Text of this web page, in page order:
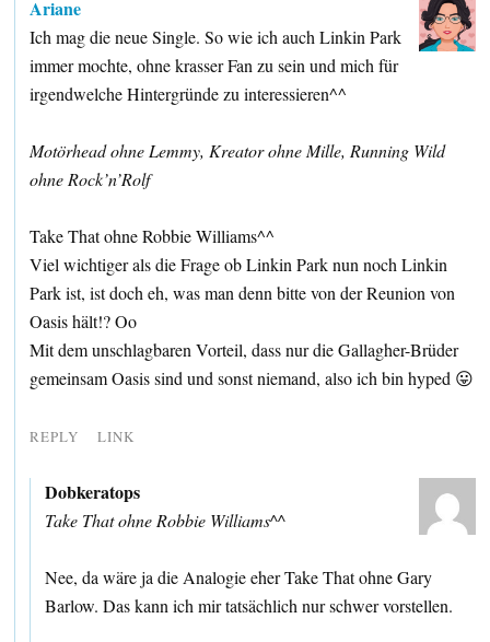
Ariane
Ich mag die neue Single. So wie ich auch Linkin Park
immer mochte, ohne krasser Fan zu sein und mich für
irgendwelche Hintergründe zu interessieren^^
Motörhead ohne Lemmy, Kreator ohne Mille, Running Wild
ohne Rock’n’Rolf
Take That ohne Robbie Williams^^
Viel wichtiger als die Frage ob Linkin Park nun noch Linkin
Park ist, ist doch eh, was man denn bitte von der Reunion von
Oasis hält!? Oo
Mit dem unschlagbaren Vorteil, dass nur die Gallagher-Brüder
gemeinsam Oasis sind und sonst niemand, also ich bin hyped 😛
REPLY LINK
Dobkeratops
Take That ohne Robbie Williams^^
Nee, da wäre ja die Analogie eher Take That ohne Gary
Barlow. Das kann ich mir tatsächlich nur schwer vorstellen.